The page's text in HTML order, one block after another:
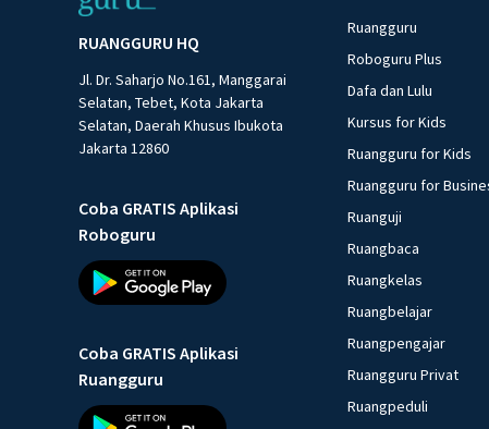
RUANGGURU HQ
Jl. Dr. Saharjo No.161, Manggarai
Selatan, Tebet, Kota Jakarta
Selatan, Daerah Khusus Ibukota
Jakarta 12860
Coba GRATIS Aplikasi
Roboguru
Coba GRATIS Aplikasi
Ruangguru
Ruangguru
Roboguru Plus
Dafa dan Lulu
Kursus for Kids
Ruangguru for Kids
Ruangguru for
Ruanguji
Ruangbaca
Ruangkelas
Ruangbelajar
Ruangpengajar
Ruangguru Privat
Ruangpeduli